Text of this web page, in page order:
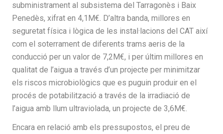
subministrament al subsistema del Tarragonès i Baix
Penedès, xifrat en 4,1M€. D’altra banda, millores en
seguretat física i lògica de les instal·lacions del CAT així
com el soterrament de diferents trams aeris de la
conducció per un valor de 7,2M€, i per últim millores en
qualitat de l’aigua a través d’un projecte per minimitzar
els riscos microbiològics que es puguin produir en el
procés de potabilització a través de la irradiació de
l’aigua amb llum ultraviolada, un projecte de 3,6M€.
Encara en relació amb els pressupostos, el preu de